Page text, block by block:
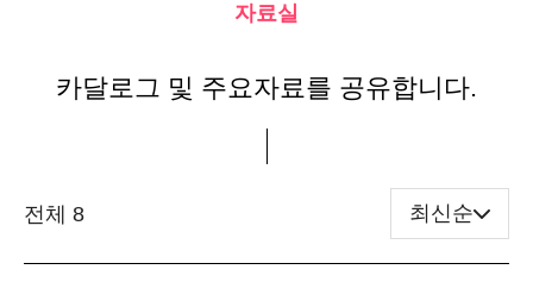
자료실
카달로그 및 주요자료를 공유합니다.
전체 8 최신순